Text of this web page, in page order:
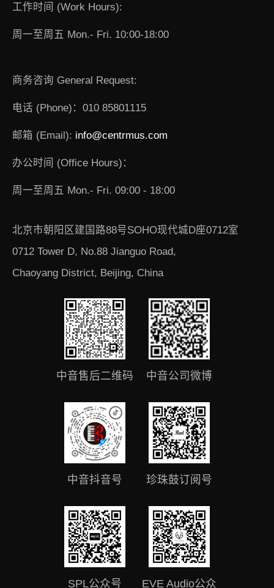
工作时间 (Work Hours):
周一至周五 Mon.- Fri. 10:00-18:00
商务咨询 General Request:
电话 (Phone)：010 85801115
邮箱 (Email): info@centrmus.com
办公时间 (Office Hours)：
周一至周五 Mon.- Fri. 09:00 - 18:00
北京市朝阳区建国路88号SOHO现代城D座0712室
0712 Tower D, No.88 Jianguo Road,
Chaoyang District, Beijing, China
中音售后二维码 中音公司微博
中音抖音号 珍珠鼓订阅号
SPL公众号 EVE Audio公众